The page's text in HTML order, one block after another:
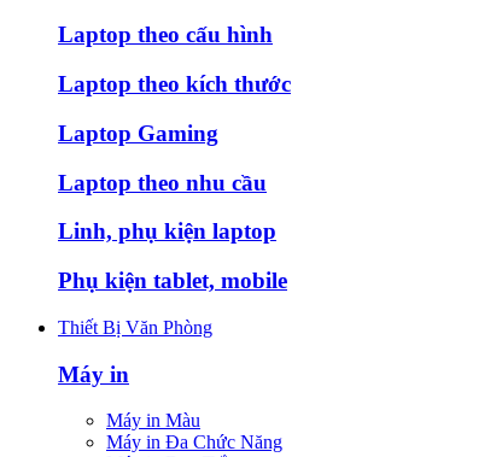
Laptop theo cấu hình
Laptop theo kích thước
Laptop Gaming
Laptop theo nhu cầu
Linh, phụ kiện laptop
Phụ kiện tablet, mobile
Thiết Bị Văn Phòng
Máy in
Máy in Màu
Máy in Đa Chức Năng